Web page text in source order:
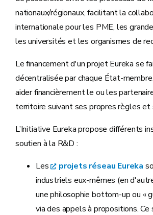
nationaux/régionaux, facilitant la
internationale pour les PME, les
les universités et les organismes de
Le financement d'un projet Eureka se
décentralisée par chaque État-
aider financièrement le ou les
territoire suivant ses propres règles et
L’Initiative Eureka propose différents
soutien à la R&D :
Les
projets réseau Eureka
industriels eux-mêmes (en
une philosophie bottom-up ou «
via des appels à propositions.